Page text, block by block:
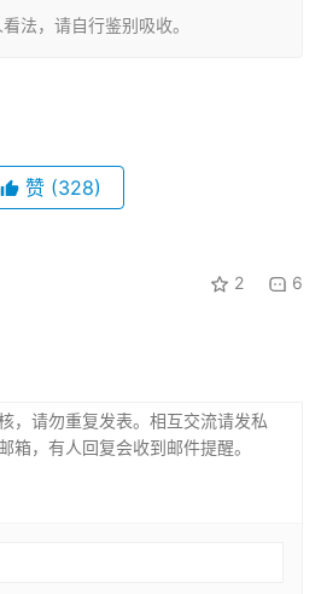
法，请自行鉴别吸收。
赞 (328)
2 6